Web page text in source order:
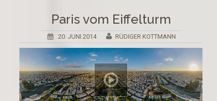
Paris vom Eiffelturm
20. JUNI 2014 RÜDIGER KOTTMANN